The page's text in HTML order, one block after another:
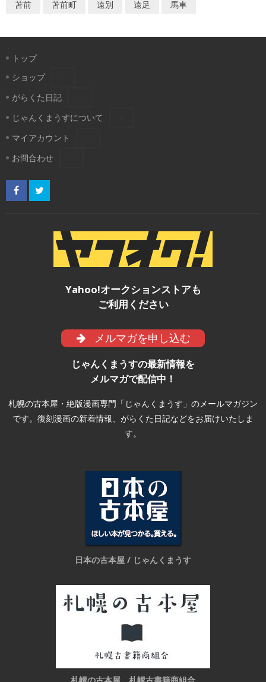
苫前
苫前町 遠別 遠足 馬車
トップ
ショップ
がらくた日記
じゃんくまうすについて
マイアカウント
お問合わせ
Yahoo!オークションストアも
ご利用ください
メルマガを申し込む
じゃんくまうすの最新情報を
メルマガで配信中！
札幌の古本屋・絶版漫画専門「じゃんくまうす」のメールマガジン
です。復刻漫画の新着情報、がらくた日記などをお届けいたしま
す。
日本の古本屋 / じゃんくまうす